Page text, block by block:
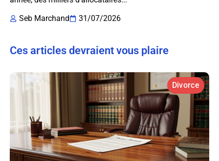
Seb Marchand
31/07/2026
Ces articles devraient vous plaire
Divorce